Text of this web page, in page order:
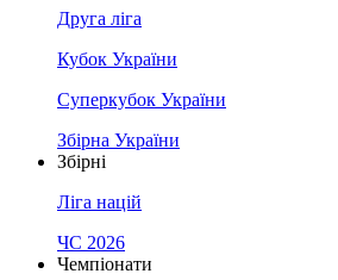
Друга ліга
Кубок України
Суперкубок України
Збірна України
Збірні
Ліга націй
ЧС 2026
Чемпіонати